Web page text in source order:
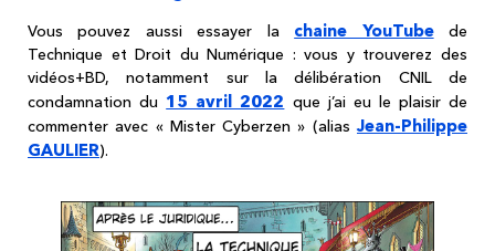
Vous pouvez aussi essayer la chaine YouTubede
Technique et Droit du Numérique : vous y trouverez des
vidéos+BD, notamment sur la délibération CNIL de
condamnation du 15 avril 2022 que j’ai eu le plaisir de
commenter avec « Mister Cyberzen » (aliasJean-Philippe
GAULIER).